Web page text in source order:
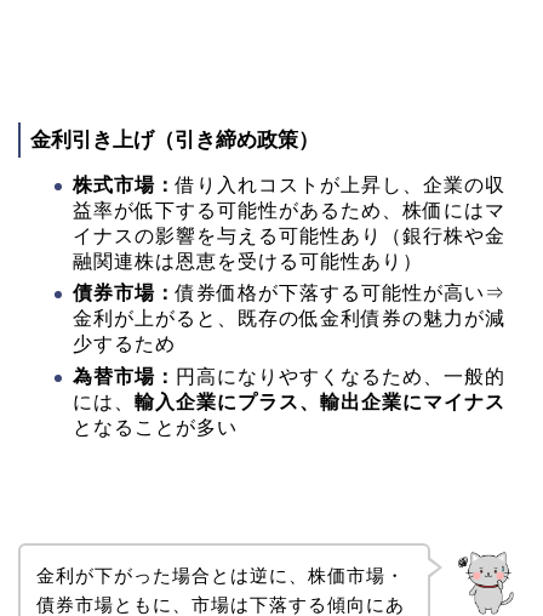
金利引き上げ（引き締め政策）
株式市場：借り入れコストが上昇し、企業の収
益率が低下する可能性があるため、株価にはマ
イナスの影響を与える可能性あり（銀行株や金
融関連株は恩恵を受ける可能性あり）
債券市場：債券価格が下落する可能性が高い⇒
金利が上がると、既存の低金利債券の魅力が減
少するため
為替市場： 円高になりやすくなるため、一般的
には、 輸入企業にプラス、輸出企業にマイナス
となることが多い
金利が下がった場合とは逆に、株価市場・
債券市場ともに、市場は下落する傾向にあ